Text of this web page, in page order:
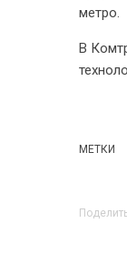
метро.
В
МЕТКИ